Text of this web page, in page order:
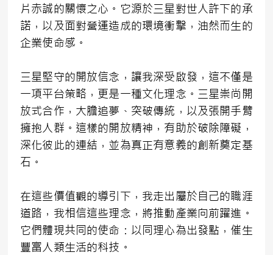
片赤誠的關懷之心。它源於三星對世人許下的承
諾，以及面對營運造成的環境衝擊，油然而生的
企業使命感。
三星堅守的開放信念，讓我深受啟發，這不僅是
一項平台策略，更是一種文化理念。三星崇尚開
放式合作，大膽追夢、突破傳統，以及張開手臂
擁抱人群。這樣的開放精神，有助於破除障礙，
深化彼此的連結，並為真正有意義的創新奠定基
石。
在這些價值觀的導引下，我走出屬於自己的職涯
道路，我相信這些理念，將推動產業向前躍進。
它們體現共同的使命：以同理心為出發點，催生
豐富人類生活的科技。